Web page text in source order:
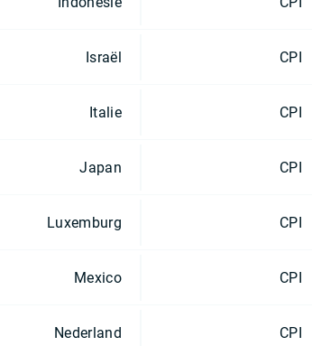
Israël CPI
Italie CPI
Japan CPI
Luxemburg CPI
Mexico CPI
Nederland CPI